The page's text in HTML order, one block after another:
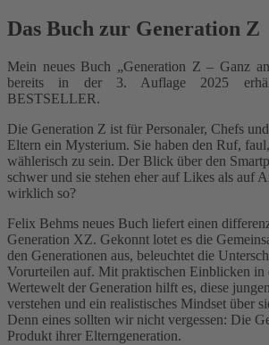
Das Buch zur Generation Z
Mein neues Buch „Generation Z – Ganz
bereits in der 3. Auflage 2025
BESTSELLER.
Die Generation Z ist für Personaler, Chefs
Eltern ein Mysterium. Sie haben den Ruf,
wählerisch zu sein. Der Blick über den
schwer und sie stehen eher auf Likes als auf
wirklich so?
Felix Behms neues Buch liefert einen
Generation XZ. Gekonnt lotet es die
den Generationen aus, beleuchtet die
Vorurteilen auf. Mit praktischen Einblicken in
Wertewelt der Generation hilft es, diese
verstehen und ein realistisches Mindset über
Denn eines sollten wir nicht vergessen: Die
Produkt ihrer Elterngeneration.